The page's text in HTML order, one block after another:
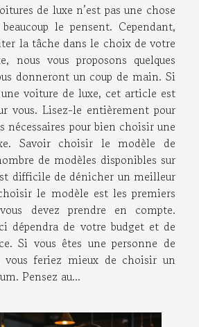
de luxe n’est pas une chose
le pensent. Cependant,
la tâche dans le choix de votre
nous vous proposons quelques
donneront un coup de main. Si
voiture de luxe, cet article est
vous. Lisez-le entièrement pour
nécessaires pour bien choisir une
Savoir choisir le modèle de
de modèles disponibles sur
difficile de dénicher un meilleur
le modèle est les premiers
devez prendre en compte.
dépendra de votre budget et de
Si vous êtes une personne de
vous feriez mieux de choisir un
Pensez au...